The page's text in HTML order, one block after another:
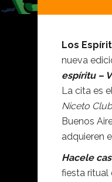
Los
nueva
espíritu –
La cita es
Niceto Club
Buenos
adquieren
Hacele
fiesta ritual